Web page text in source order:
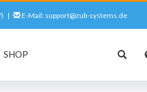
| E-Mail: support@zub-systems.de
SHOP